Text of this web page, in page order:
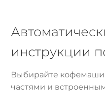
инструкции
Выбирайте
частями и